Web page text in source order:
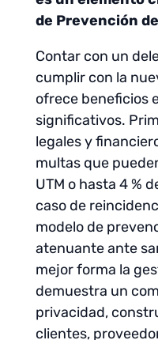
de Prevención
Contar con un
cumplir con la
ofrece beneficios
significativos.
legales y
multas que
UTM o hasta 4 %
caso de
modelo de
atenuante ante
mejor forma la
demuestra un
privacidad,
clientes,